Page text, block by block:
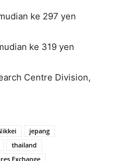
ke 297 yen
ke 319 yen
Centre Division,
jepang
thailand
Exchange